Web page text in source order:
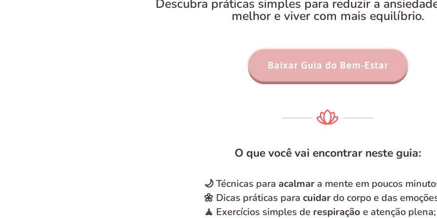
Descubra práticas simples para reduzir a
melhor e viver com mais equilíbrio.
Baixar Guia do Bem-Estar
O que você vai encontrar neste guia:
🌙 Técnicas para acalmara mente em poucos
🌼 Dicas práticas para cuidardo corpo e das
🧘 Exercícios simples de respiração e atenção plena;